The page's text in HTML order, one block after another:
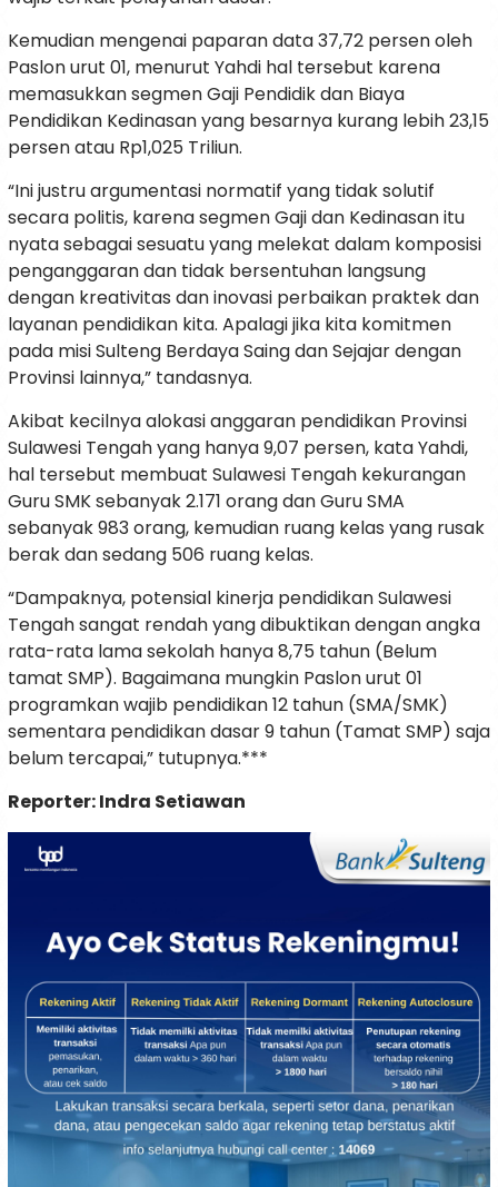
Kemudian mengenai paparan data 37,72 persen oleh
Paslon urut 01, menurut Yahdi hal tersebut karena
memasukkan segmen Gaji Pendidik dan Biaya
Pendidikan Kedinasan yang besarnya kurang lebih 23,15
persen atau Rp1,025 Triliun.
“Ini justru argumentasi normatif yang tidak solutif
secara politis, karena segmen Gaji dan Kedinasan itu
nyata sebagai sesuatu yang melekat dalam komposisi
penganggaran dan tidak bersentuhan langsung
dengan kreativitas dan inovasi perbaikan praktek dan
layanan pendidikan kita. Apalagi jika kita komitmen
pada misi Sulteng Berdaya Saing dan Sejajar dengan
Provinsi lainnya,” tandasnya.
Akibat kecilnya alokasi anggaran pendidikan Provinsi
Sulawesi Tengah yang hanya 9,07 persen, kata Yahdi,
hal tersebut membuat Sulawesi Tengah kekurangan
Guru SMK sebanyak 2.171 orang dan Guru SMA
sebanyak 983 orang, kemudian ruang kelas yang rusak
berak dan sedang 506 ruang kelas.
“Dampaknya, potensial kinerja pendidikan Sulawesi
Tengah sangat rendah yang dibuktikan dengan angka
rata-rata lama sekolah hanya 8,75 tahun (Belum
tamat SMP). Bagaimana mungkin Paslon urut 01
programkan wajib pendidikan 12 tahun (SMA/SMK)
sementara pendidikan dasar 9 tahun (Tamat SMP) saja
belum tercapai,” tutupnya.***
Reporter: Indra Setiawan